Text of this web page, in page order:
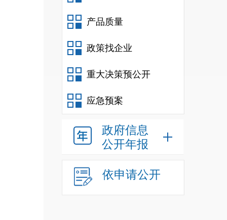
产品质量
政策找企业
重大决策预公开
应急预案
政府信息
公开年报
依申请公开